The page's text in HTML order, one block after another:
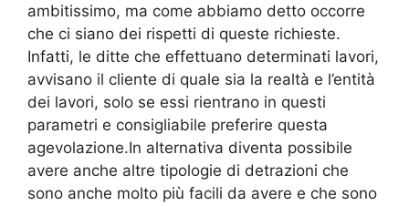
ambitissimo, ma come abbiamo detto occorre
che ci siano dei rispetti di queste richieste.
Infatti, le ditte che effettuano determinati lavori,
avvisano il cliente di quale sia la realtà e l’entità
dei lavori, solo se essi rientrano in questi
parametri e consigliabile preferire questa
agevolazione.In alternativa diventa possibile
avere anche altre tipologie di detrazioni che
sono anche molto più facili da avere e che sono